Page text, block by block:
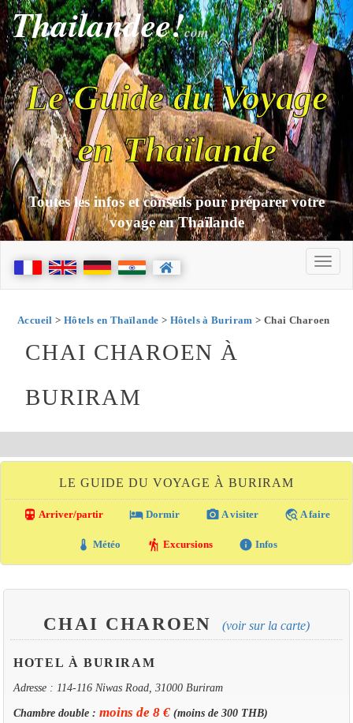
Thailandee!com
Le Guide du Voyage
en Thaïlande
Toutes les infos et conseils pour préparer votre
voyage en Thaïlande
Accueil > Hôtels en Thaïlande > Hôtels à Buriram > Chai Charoen
CHAI CHAROEN À
BURIRAM
LE GUIDE DU VOYAGE À BURIRAM
directions_transit Arriver/partir local_hotel Dormir photo_camera A visiter travel_explore A faire
thermostat Météo hiking Excursions info Infos
CHAI CHAROEN (voir sur la carte)
HOTEL À BURIRAM
Adresse : 114-116 Niwas Road, 31000 Buriram
Chambre double : moins de 8 €(moins de 300 THB)